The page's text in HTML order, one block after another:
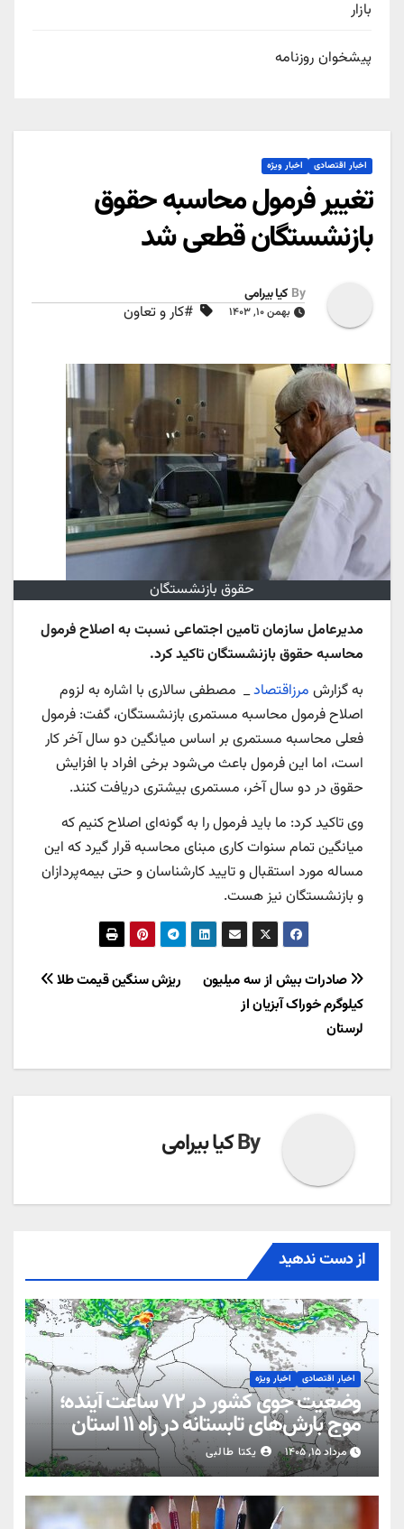
بازار
پیشخوان روزنامه
اخبار اقتصادی اخبار ویژه
تغییر فرمول محاسبه حقوق
بازنشستگان قطعی شد
By کیا بیرامی
بهمن ۱۰, ۱۴۰۳ #کار و تعاون
حقوق بازنشستگان
مدیرعامل سازمان تامین اجتماعی نسبت به اصلاح فرمول
محاسبه حقوق بازنشستگان تاکید کرد.
به گزارش مرزاقتصاد_ مصطفی سالاری با اشاره به لزوم
اصلاح فرمول محاسبه مستمری بازنشستگان، گفت: فرمول
فعلی محاسبه مستمری بر اساس میانگین دو سال آخر کار
است، اما این فرمول باعث می‌شود برخی افراد با افزایش
حقوق در دو سال آخر، مستمری بیشتری دریافت کنند.
وی تاکید کرد: ما باید فرمول را به گونه‌ای اصلاح کنیم که
میانگین تمام سنوات کاری مبنای محاسبه قرار گیرد که این
مساله مورد استقبال و تایید کارشناسان و حتی بیمه‌پردازان
و بازنشستگان نیز هست.
راهبری
نوشته
ریزش سنگین قیمت طلا
صادرات بیش از سه میلیون
کیلوگرم خوراک آبزیان از
لرستان
Byکیا بیرامی
از دست ندهید
اخبار اقتصادی اخبار ویژه
وضعیت جوی کشور در ۷۲ ساعت آینده؛
موج بارش‌های تابستانه در راه ۱۱ استان
مرداد ۱۵, ۱۴۰۵ یکتا طالبی